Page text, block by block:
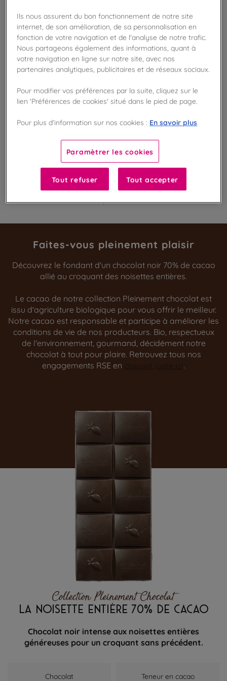
Disponible en boutique !
Vérifier la disponibilité en magasin
Frais de port offert
dès 50€ d'achat
Gagnez 8 points de fidélité !
Liste des ingrédients et allergènes
100%
Fabriqué en France
Faites-vous pleinement plaisir
Découvrez le fondant d'un chocolat noir 70% de cacao
allié au croquant des noisettes entières.
Le cacao de notre collection Pleinement chocolat est
issu d'agriculture biologique pour vous offrir le meilleur.
Notre cacao est responsable et participe à améliorer les
conditions de vie de nos producteurs. Bio, respectueux
de l'environnement, gourmand, décidément notre
chocolat à tout pour plaire. Retrouvez tous nos
engagements RSE en
cliquant juste ici.
Collection Pleinement Chocolat
LA NOISETTE ENTIÈRE 70% DE CACAO
Chocolat noir intense aux noisettes entières
généreuses pour un croquant sans précédent.
Chocolat Teneur en cacao
Ils nous assurent du bon fonctionnement de notre site
internet, de son amélioration, de sa personnalisation en
fonction de votre navigation et de l'analyse de notre trafic.
Nous partageons également des informations, quant à
votre navigation en ligne sur notre site, avec nos
partenaires analytiques, publicitaires et de réseaux sociaux.
Pour modifier vos préférences par la suite, cliquez sur le
lien 'Préférences de cookies' situé dans le pied de page.
Pour plus d’information sur nos cookies : En savoir plus
Paramètrer les cookies
Tout refuser Tout accepter